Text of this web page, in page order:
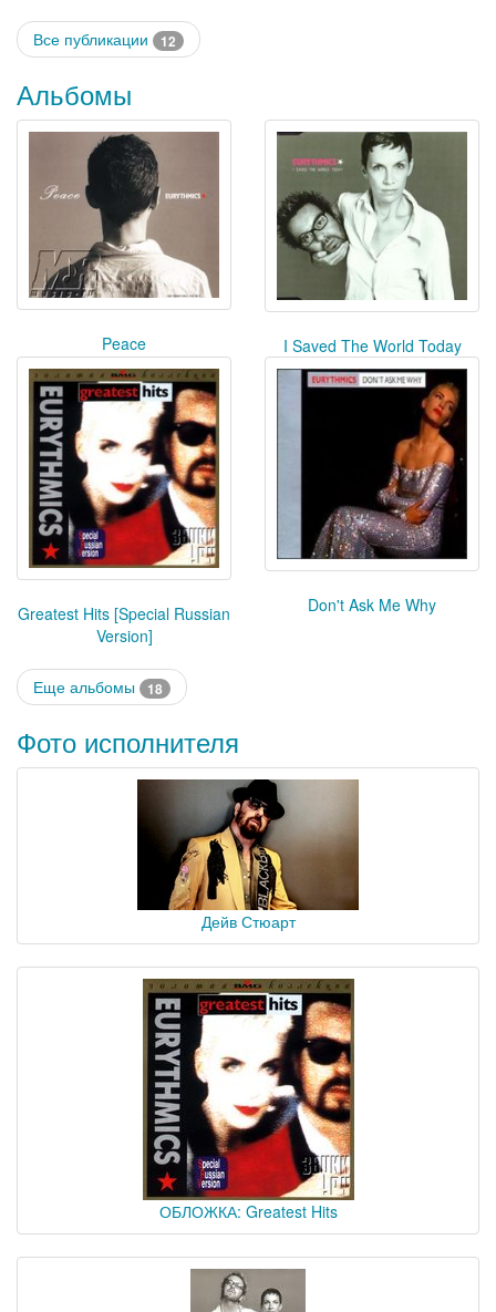
Все публикации 12
Альбомы
Peace I Saved The World Today
Greatest Hits [Special Russian
Version]
Don't Ask Me Why
Еще альбомы 18
Фото исполнителя
Дейв Стюарт
ОБЛОЖКА: Greatest Hits